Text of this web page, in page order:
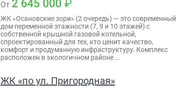
От 2 645 000
ЖК «Осановские зори» (2 очередь) — это современный
дом переменной этажности (7, 9 и 10 этажей) с
собственной крышной газовой котельной,
спроектированный для тех, кто ценит качество,
комфорт и продуманную инфраструктуру. Комплекс
расположен в экологичном районе …
ЖК «по ул. Пригородная»